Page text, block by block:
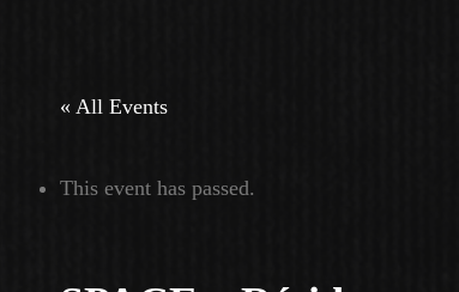
« All Events
This event has passed.